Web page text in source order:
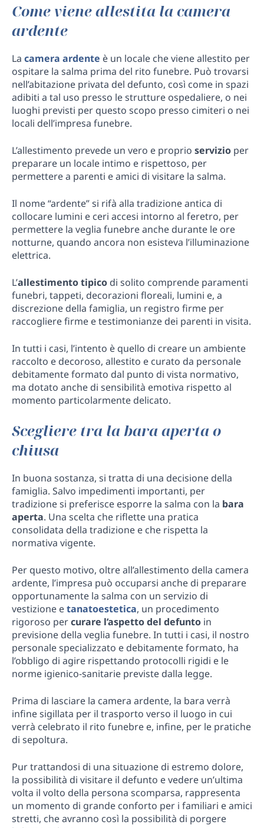
Come viene allestita la camera
ardente
La camera ardente è un locale che viene allestito per
ospitare la salma prima del rito funebre. Può trovarsi
nell’abitazione privata del defunto, così come in spazi
adibiti a tal uso presso le strutture ospedaliere, o nei
luoghi previsti per questo scopo presso cimiteri o nei
locali dell’impresa funebre.
L’allestimento prevede un vero e proprio servizio per
preparare un locale intimo e rispettoso, per
permettere a parenti e amici di visitare la salma.
Il nome “ardente” si rifà alla tradizione antica di
collocare lumini e ceri accesi intorno al feretro, per
permettere la veglia funebre anche durante le ore
notturne, quando ancora non esisteva l’illuminazione
elettrica.
L’allestimento tipico di solito comprende paramenti
funebri, tappeti, decorazioni floreali, lumini e, a
discrezione della famiglia, un registro firme per
raccogliere firme e testimonianze dei parenti in visita.
In tutti i casi, l’intento è quello di creare un ambiente
raccolto e decoroso, allestito e curato da personale
debitamente formato dal punto di vista normativo,
ma dotato anche di sensibilità emotiva rispetto al
momento particolarmente delicato.
Scegliere tra la bara aperta o
chiusa
In buona sostanza, si tratta di una decisione della
famiglia. Salvo impedimenti importanti, per
tradizione si preferisce esporre la salma con la bara
aperta. Una scelta che riflette una pratica
consolidata della tradizione e che rispetta la
normativa vigente.
Per questo motivo, oltre all’allestimento della camera
ardente, l’impresa può occuparsi anche di preparare
opportunamente la salma con un servizio di
vestizione etanatoestetica, un procedimento
rigoroso percurare l’aspetto del defunto in
previsione della veglia funebre. In tutti i casi, il nostro
personale specializzato e debitamente formato, ha
l’obbligo di agire rispettando protocolli rigidi e le
norme igienico-sanitarie previste dalla legge.
Prima di lasciare la camera ardente, la bara verrà
infine sigillata per il trasporto verso il luogo in cui
verrà celebrato il rito funebre e, infine, per le pratiche
di sepoltura.
Pur trattandosi di una situazione di estremo dolore,
la possibilità di visitare il defunto e vedere un’ultima
volta il volto della persona scomparsa, rappresenta
un momento di grande conforto per i familiari e amici
stretti, che avranno così la possibilità di porgere